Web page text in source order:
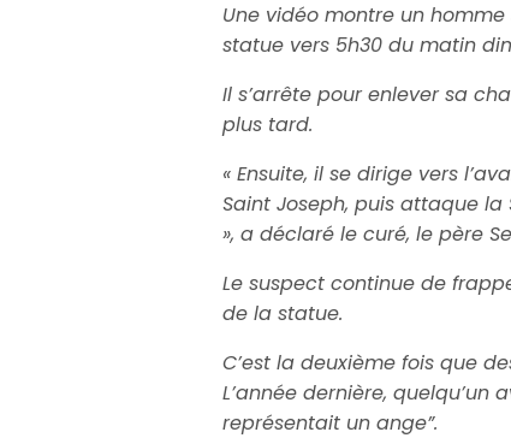
Une vidéo montre un
statue vers 5h30 du matin
Il s’arrête pour enlever sa
plus tard.
« Ensuite, il se dirige vers
Saint Joseph, puis attaque la
», a déclaré le curé, le père
Le suspect continue de
de la statue.
C’est la deuxième fois que
L’année dernière,
représentait un ange”.